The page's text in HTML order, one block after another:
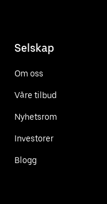
Selskap
Om oss
Våre tilbud
Nyhetsrom
Investorer
Blogg